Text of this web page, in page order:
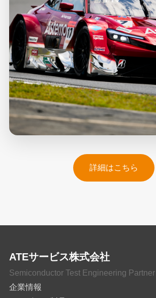
詳細はこちら
ATEサービス株式会社
Semiconductor Test Engineering Partner
企業情報